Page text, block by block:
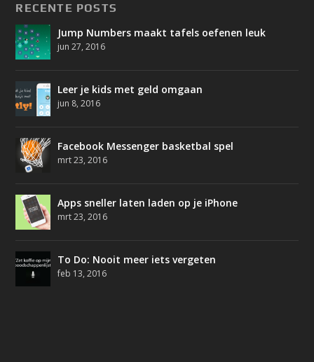
RECENTE POSTS
Jump Numbers maakt tafels oefenen leuk
jun 27, 2016
Leer je kids met geld omgaan
jun 8, 2016
Facebook Messenger basketbal spel
mrt 23, 2016
Apps sneller laten laden op je iPhone
mrt 23, 2016
To Do: Nooit meer iets vergeten
feb 13, 2016